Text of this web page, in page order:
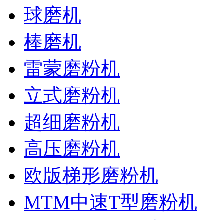
球磨机
棒磨机
雷蒙磨粉机
立式磨粉机
超细磨粉机
高压磨粉机
欧版梯形磨粉机
MTM中速T型磨粉机